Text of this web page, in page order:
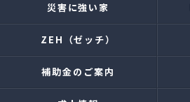
災害に強い家
ZEH（ゼッチ）
補助金のご案内